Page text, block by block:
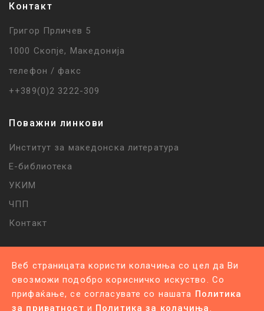
Контакт
Григор Прличев 5
1000 Скопје, Македонија
телефон / факс
++389(0)2 3222-309
Поважни линкови
Институт за македонска литература
Е-библиотека
УКИМ
ЧПП
Контакт
Политика за приватност |
Веб страницата користи колачиња со цел да Ви
овозможи подобро корисничко искуство. Со
прифаќање, се согласувате со нашата Политика
за приватност и Политика за колачиња.